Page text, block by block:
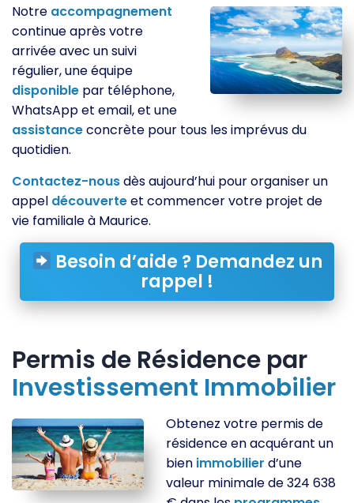
Notre accompagnement
continue après votre
arrivée avec un suivi
régulier, une équipe
disponible par téléphone,
WhatsApp et email, et une
assistanceconcrète pour tous les imprévus du
quotidien.
Contactez-nousdès aujourd’hui pour organiser un
appel découverteet commencer votre projet de
vie familiale à Maurice.
Besoin d’aide ? Demandez un
rappel !
Permis de Résidence par
Investissement Immobilier
Obtenez votre permis de
résidence en acquérant un
bien immobilier d’une
valeur minimale de 324 638